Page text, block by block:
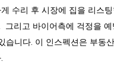
수리 후 시장에 집을 리스
그리고 바이어측에 걱정을
습니다. 이 인스펙션은 부동
.